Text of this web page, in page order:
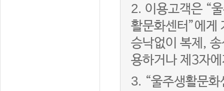
2. 이용고객은 “
활문화센터”에게
승낙없이 복제,
용하거나 제3자
3. “울주생활문